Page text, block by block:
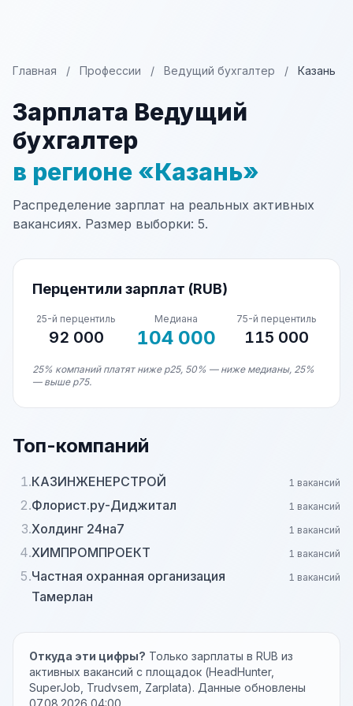
Главная / Профессии / Ведущий бухгалтер / Казань
Зарплата Ведущий
бухгалтер
в регионе «Казань»
Распределение зарплат на реальных активных
вакансиях. Размер выборки: 5.
Перцентили зарплат (RUB)
25-й перцентиль
92 000
Медиана
104 000
75-й перцентиль
115 000
25% компаний платят ниже p25, 50% — ниже медианы, 25%
— выше p75.
Топ-компаний
1.КАЗИНЖЕНЕРСТРОЙ 1 вакансий
2.Флорист.ру-Диджитал 1 вакансий
3.Холдинг 24на7 1 вакансий
4.ХИМПРОМПРОЕКТ 1 вакансий
5.Частная охранная организация
Тамерлан
1 вакансий
Откуда эти цифры? Только зарплаты в RUB из
активных вакансий с площадок (HeadHunter,
SuperJob, Trudvsem, Zarplata). Данные обновлены
07.08.2026 04:00.